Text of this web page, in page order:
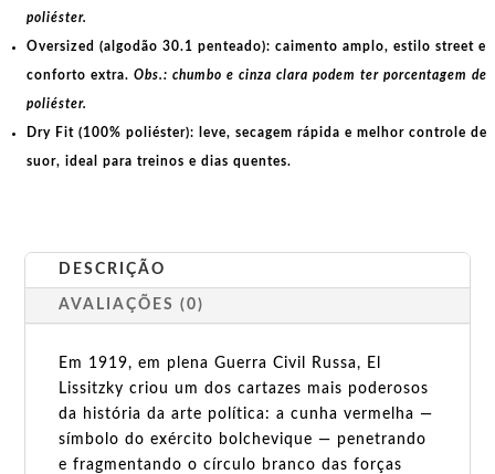
poliéster.
Oversized (algodão 30.1 penteado): caimento amplo, estilo street e
conforto extra. Obs.: chumbo e cinza clara podem ter porcentagem de
poliéster.
Dry Fit (100% poliéster): leve, secagem rápida e melhor controle de
suor, ideal para treinos e dias quentes.
DESCRIÇÃO
AVALIAÇÕES (0)
Em 1919, em plena Guerra Civil Russa, El
Lissitzky criou um dos cartazes mais poderosos
da história da arte política: a cunha vermelha —
símbolo do exército bolchevique — penetrando
e fragmentando o círculo branco das forças